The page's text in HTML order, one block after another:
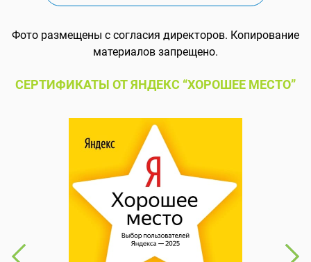
Фото размещены с согласия директоров. Копирование
материалов запрещено.
СЕРТИФИКАТЫ ОТ ЯНДЕКС “ХОРОШЕЕ МЕСТО”